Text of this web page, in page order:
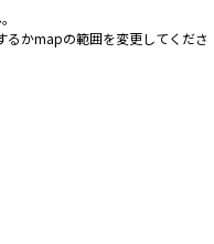
るかmapの範囲を変更してくださ